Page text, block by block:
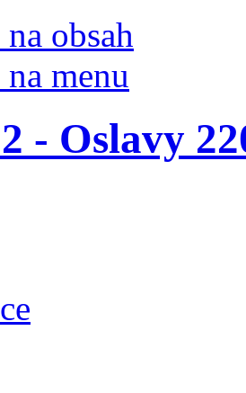
obsah
menu
- Oslavy